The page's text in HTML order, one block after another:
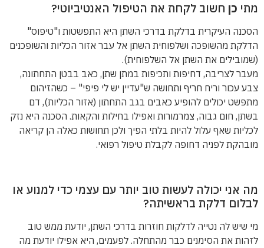
מתי כן חשוב לקחת את הטיפול האנטיביוטי?
הסכנה העיקרית בדלקת בדרכי השתן היא התפשטות ו"טיפוס"
הדלקת מהשופכה ושלפוחית השתן אל עבר אזור הכליות והשופכנים
(שמובילים את השתן אל השלפוחית).
מעבר לצריבה, דחיפות ותכיפות במתן שתן, כאב בבטן התחתונה,
צבע עכור וריח חריף ותחושה ש"עדיין יש לי פיפי" – כשהזיהום
מתפשט יכולים להופיע כאבים בגב התחתון (אזור הכליות), דם
בשתן, חום גבוה, צמרמורות ואפילו בחילות והקאות. הסכנה היא נזק
לכליות שאף עלול להיות בלתי הפיך ולכן תחושות כאלה הן קריאה
מובהקת לפניה דחופה לקבלת טיפול רפואי.
מה אני יכולה לעשות טוב יותר עם עצמי כדי למנוע או
לבלום דלקת בראשיתה?
מי שיש לה נטייה לדלקות חוזרות בדרכי השתן, יודעת ממש טוב
לזהות את הסימנים כבר מהתחלה. לפעמים, היא אפילו יודעת מה